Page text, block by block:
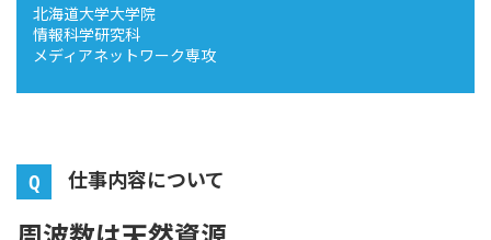
オープンカンパニー
北海道大学大学院
情報科学研究科
メディアネットワーク専攻
仕事内容について